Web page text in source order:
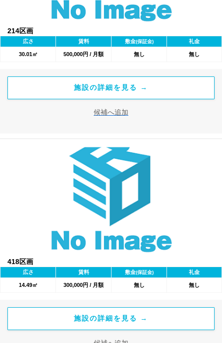
214区画
広さ 賃料 敷金(保証金) 礼金
30.01㎡ 500,000円 / 月額 無し 無し
施設の詳細を見る →
候補へ追加
418区画
広さ 賃料 敷金(保証金) 礼金
14.49㎡ 300,000円 / 月額 無し 無し
施設の詳細を見る →